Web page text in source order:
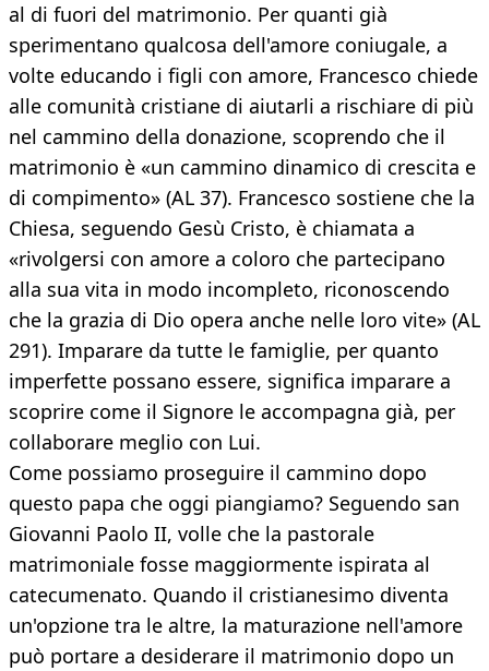
al di fuori del matrimonio. Per quanti già
sperimentano qualcosa dell'amore coniugale, a
volte educando i figli con amore, Francesco chiede
alle comunità cristiane di aiutarli a rischiare di più
nel cammino della donazione, scoprendo che il
matrimonio è «un cammino dinamico di crescita e
di compimento» (AL 37). Francesco sostiene che la
Chiesa, seguendo Gesù Cristo, è chiamata a
«rivolgersi con amore a coloro che partecipano
alla sua vita in modo incompleto, riconoscendo
che la grazia di Dio opera anche nelle loro vite» (AL
291). Imparare da tutte le famiglie, per quanto
imperfette possano essere, significa imparare a
scoprire come il Signore le accompagna già, per
collaborare meglio con Lui.
Come possiamo proseguire il cammino dopo
questo papa che oggi piangiamo? Seguendo san
Giovanni Paolo II, volle che la pastorale
matrimoniale fosse maggiormente ispirata al
catecumenato. Quando il cristianesimo diventa
un'opzione tra le altre, la maturazione nell'amore
può portare a desiderare il matrimonio dopo un